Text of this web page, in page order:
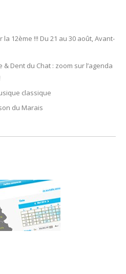
la 12ème !!! Du 21 au 30 août, Avant-
& Dent du Chat : zoom sur l’agenda
classique
du Marais